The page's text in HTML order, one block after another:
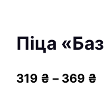
Піца
319 ₴ – 369 ₴